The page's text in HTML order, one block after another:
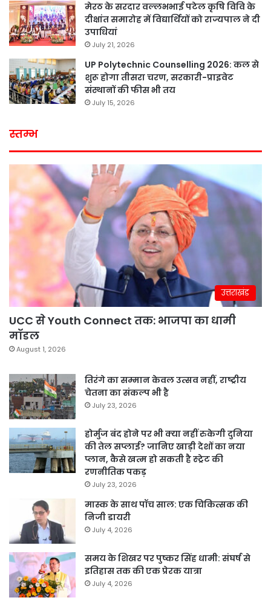
मेरठ के सरदार वल्लभभाई पटेल कृषि विवि के
दीक्षांत समारोह में विद्यार्थियों को राज्यपाल ने दी
उपाधियां
July 21, 2026
UP Polytechnic Counselling 2026: कल से
शुरू होगा तीसरा चरण, सरकारी-प्राइवेट
संस्थानों की फीस भी तय
July 15, 2026
स्तम्भ
उत्तराखंड
UCC से Youth Connect तक: भाजपा का धामी
मॉडल
August 1, 2026
तिरंगे का सम्मान केवल उत्सव नहीं, राष्ट्रीय
चेतना का संकल्प भी है
July 23, 2026
होर्मुज बंद होने पर भी क्या नहीं रुकेगी दुनिया
की तेल सप्लाई? जानिए खाड़ी देशों का नया
प्लान, कैसे खत्म हो सकती है स्ट्रेट की
रणनीतिक पकड़
July 23, 2026
मास्क के साथ पॉच साल: एक चिकित्सक की
निजी डायरी
July 4, 2026
समय के शिखर पर पुष्कर सिंह धामी: संघर्ष से
इतिहास तक की एक प्रेरक यात्रा
July 4, 2026